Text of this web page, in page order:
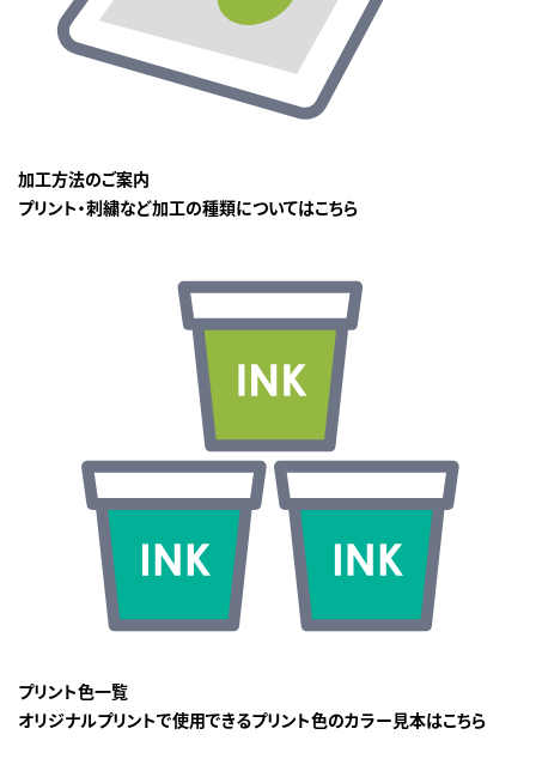
加工方法のご案内
プリント・刺繍など加工の種類についてはこちら
プリント色一覧
オリジナルプリントで使用できるプリント色のカラー見本はこちら